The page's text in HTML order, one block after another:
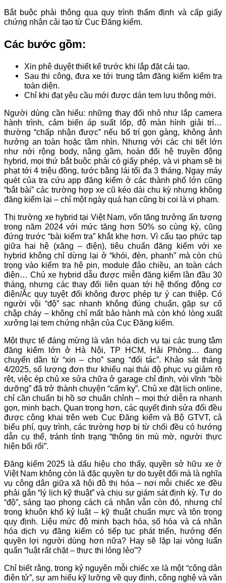
Bắt buộc phải thông qua quy trình thẩm định và cấp giấy
chứng nhận cải tạo từ Cục Đăng kiểm.
Các bước gồm:
Xin phê duyệt thiết kế trước khi lắp đặt cải tạo.
Sau thi công, đưa xe tới trung tâm đăng kiểm kiểm tra
toàn diện.
Chỉ khi đạt yêu cầu mới được dán tem lưu thông mới.
Người dùng cần hiểu: những thay đổi nhỏ như lắp camera
hành trình, cảm biến áp suất lốp, độ màn hình giải trí…
thường “chấp nhận được” nếu bố trí gọn gàng, không ảnh
hưởng an toàn hoặc tầm nhìn. Nhưng với các chi tiết lớn
như nới rộng body, nâng gầm, hoán đổi hệ truyền động
hybrid, mọi thứ bắt buộc phải có giấy phép, và vi phạm sẽ bị
phạt tới 4 triệu đồng, tước bằng lái tối đa 3 tháng. Ngay máy
quét của tra cứu app đăng kiểm ở các thành phố lớn cũng
“bắt bài” các trường hợp xe cũ kéo dài chu kỳ nhưng không
đăng kiểm lại – chỉ một ngày quá hạn cũng bị coi là vi phạm.
Thị trường xe hybrid tại Việt Nam, vốn tăng trưởng ấn tượng
trong năm 2024 với mức tăng hơn 50% so cùng kỳ, cũng
đứng trước “bài kiểm tra” khắt khe hơn. Vì cấu tạo phức tạp
giữa hai hệ (xăng – điện), tiêu chuẩn đăng kiểm với xe
hybrid không chỉ dừng lại ở “khói, đèn, phanh” mà còn chú
trọng vào kiểm tra hệ pin, module đảo chiều, an toàn cách
điện… Chủ xe hybrid dẫu được miễn đăng kiểm lần đầu 30
tháng, nhưng các thay đổi liên quan tới hệ thống động cơ
điện/Ắc quy tuyệt đối không được phép tự ý can thiệp. Có
người vội “độ” sạc nhanh không đúng chuẩn, gặp sự cố
chập cháy – không chỉ mất bảo hành mà còn khó lòng xuất
xưởng lại tem chứng nhận của Cục Đăng kiểm.
Một thực tế đáng mừng là văn hóa dịch vụ tại các trung tâm
đăng kiểm lớn ở Hà Nội, TP HCM, Hải Phòng… đang
chuyển dần từ “xin – cho” sang “đối tác”. Khảo sát tháng
4/2025, số lượng đơn thư khiếu nại thái độ phục vụ giảm rõ
rệt, việc ép chủ xe sửa chữa ở garage chỉ định, vòi vĩnh “bồi
dưỡng” đã trở thành chuyện “cấm kỵ”. Chủ xe đặt lịch online,
chỉ cần chuẩn bị hồ sơ chuẩn chỉnh – mọi thứ diễn ra nhanh
gọn, minh bạch. Quan trọng hơn, các quyết định sửa đổi đều
được công khai trên web Cục Đăng kiểm và Bộ GTVT, cả
biểu phí, quy trình, các trường hợp bị từ chối đều có hướng
dẫn cụ thể, tránh tình trạng “thông tin mù mờ, người thực
hiện bối rối”.
Đăng kiểm 2025 là dấu hiệu cho thấy, quyền sở hữu xe ở
Việt Nam không còn là đặc quyền tự do tuyệt đối mà là nghĩa
vụ công dân giữa xã hội đô thị hóa – nơi mỗi chiếc xe đều
phải gắn “lý lịch kỹ thuật” và chịu sự giám sát định kỳ. Tự do
“độ”, sáng tạo phong cách cá nhân vẫn còn đó, nhưng chỉ
trong khuôn khổ kỷ luật – kỹ thuật chuẩn mực và tôn trọng
quy định. Liệu mức độ minh bạch hóa, số hóa và cá nhân
hóa dịch vụ đăng kiểm có tiếp tục phát triển, hướng đến
quyền lợi người dùng hơn nữa? Hay sẽ lặp lại vòng luẩn
quẩn “luật rất chặt – thực thi lỏng lẻo”?
Chỉ biết rằng, trong kỷ nguyên mỗi chiếc xe là một “công dân
điện tử”, sự am hiểu kỹ lưỡng về quy định, công nghệ và văn